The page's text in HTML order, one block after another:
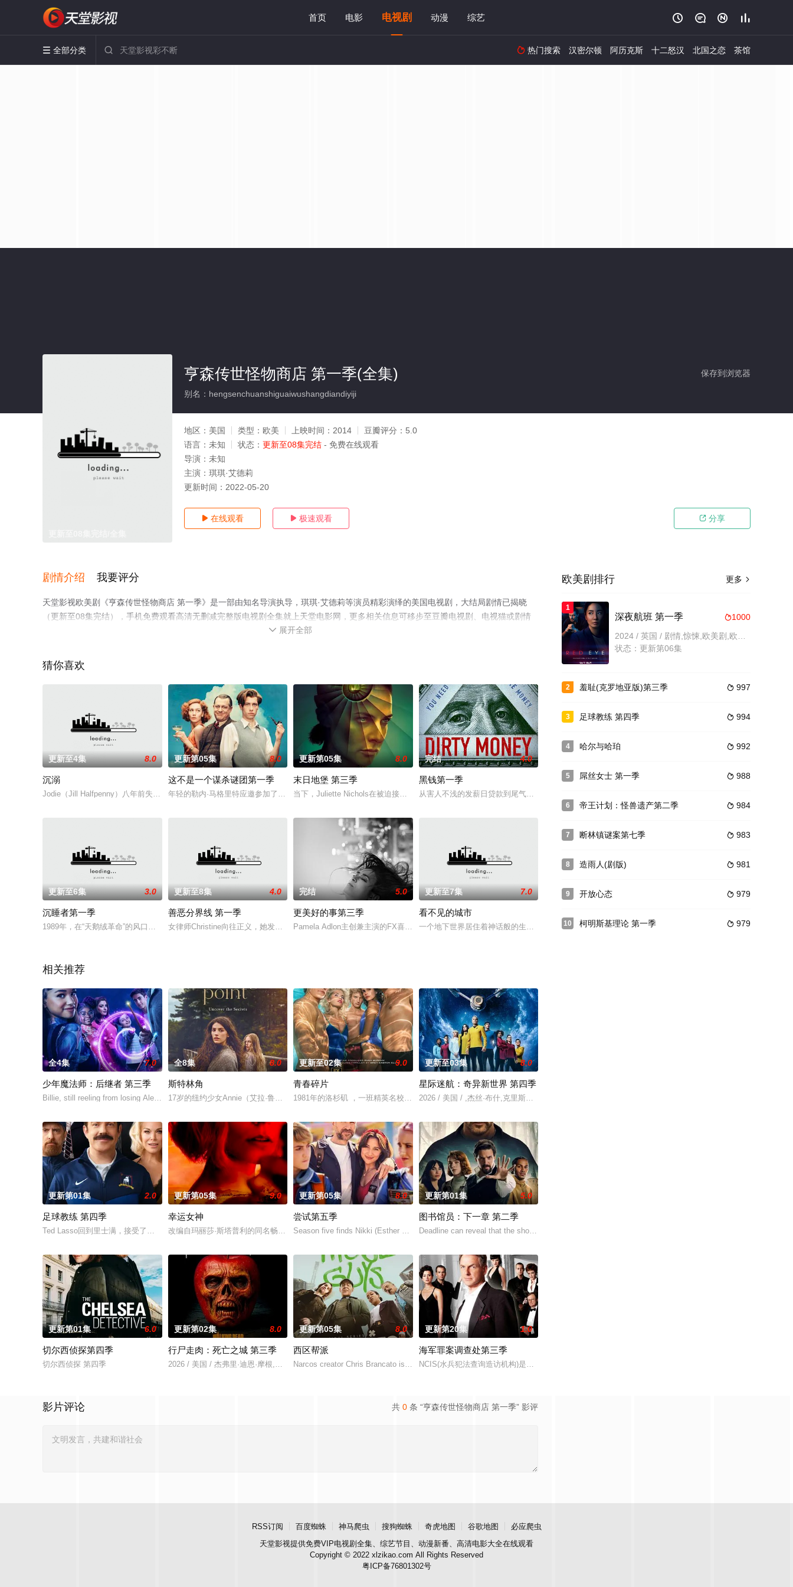
首页 电影 电视剧 动漫 综艺    
 全部分类   热门搜索 汉密尔顿 阿历克斯 十二怒汉 北国之恋 茶馆
保存到浏览器
亨森传世怪物商店 第一季(全集)
别名：hengsenchuanshiguaiwushangdiandiyiji
地区： 美国 类型： 欧美 上映时间： 2014 豆瓣评分： 5.0
语言： 未知 状态： 更新至08集完结 - 免费在线观看
导演： 未知
主演： 琪琪·艾德莉
更新时间： 2022-05-20
 在线观看  极速观看  分享
剧情介绍 我要评分
天堂影视欧美剧《亨森传世怪物商店 第一季》是一部由知名导演执导，琪琪·艾德莉等演员精彩演绎的美国电视剧，大结局剧情已揭晓
（更新至08集完结），手机免费观看高清无删减完整版电视剧全集就上天堂电影网，更多相关信息可移步至豆瓣电视剧、电视猫或剧情
 展开全部
猜你喜欢
更新至4集 8.0
沉溺
Jodie（Jill Halfpenny）八年前失去了自己的儿子，此后一直努力重建自己的生活。当她看到一个十多岁的男孩Daniel时，她笃
更新第05集 8.0
这不是一个谋杀谜团第一季
年轻的勒内·马格里特应邀参加了在英国一座奢华庄园举办的私人艺术展，他的生活从此发生了改变，而这座庄园的主人正是爱卖弄的詹姆斯勋爵。1936
更新第05集 8.0
末日地堡 第三季
当下，Juliette Nichols在被迫接受“净化”后幸存下来，但记忆却已丧失，而地堡正从叛乱中恢复，并面临着新的危险威胁。过去，记者
完结 4.0
黑钱第一季
从害人不浅的发薪日贷款到尾气排放测试作假的汽车，这部调查类剧集揭露了企业厚颜无耻的贪腐行径。
更新至6集 3.0
沉睡者第一季
1989年，在“天鹅绒革命”的风口浪尖上，玛丽和她的丈夫维克多流亡多年后回到捷克斯洛伐克，突如其来的一场车祸后，玛丽从昏迷中醒来，却发现没
更新至8集 4.0
善恶分界线 第一季
女律师Christine向往正义，她发现一个蹲了11年监狱的死刑犯很可能是被冤枉的，于是决定查明真相。而地区检察官Adam相信着世上没有绝
完结 5.0
更美好的事第三季
Pamela Adlon主创兼主演的FX喜剧《#更美好的事# Better Things》还在播第二季，不过FX已经迫不及待地续订第三季，
更新至7集 7.0
看不见的城市
一个地下世界居住着神话般的生物，这些生物是从巴西民间传说的深厚血统演变而来的。一名侦探发现自己卷
相关推荐
全4集 7.0
少年魔法师：后继者 第三季
Billie, still reeling from losing Alex at the end of Season 2, discov
全8集 8.0
斯特林角
17岁的纽约少女Annie（艾拉·鲁宾 饰）和双胞胎哥哥由养父抚养长大。她无意中继承了神秘外祖父在加拿大的一座岛屿。于是她前往加拿大度过了
更新至02集 9.0
青春碎片
1981年的洛杉矶 ，一班精英名校的高中生原本过住灿烂生活，直至一位神秘转校生出现。与此同时，专门猎杀青少年的连环杀人魔“The Traw
更新至03集 8.0
星际迷航：奇异新世界 第四季
2026 / 美国 / ,杰丝·布什,克里斯蒂娜·钟,西莉亚·罗丝·古丁,阿德里安·霍姆斯,克里斯汀·霍恩,丹·让诺特,卡罗尔·
更新第01集 2.0
足球教练 第四季
Ted Lasso回到里士满，接受了他迄今为止最大的挑战：执教一支乙级联赛的女子足球队。在这一季里，Ted和球队学着“先做了再说”，把握他
更新第05集 9.0
幸运女神
改编自玛丽莎·斯塔普利的同名畅销小说，讲述专业骗子“幸运儿”露西（安雅·泰勒-乔伊 饰）在一次数百万美元的劫案发生意外后，被迫踏上逃亡之路
更新第05集 8.0
尝试第五季
Season five finds Nikki (Esther Smith) and Jason (Rafe Spall) dealing
更新第01集 5.0
图书馆员：下一章 第二季
Deadline can reveal that the show has also been handed a two-season o
更新第01集 6.0
切尔西侦探第四季
切尔西侦探 第四季
更新第02集 8.0
行尸走肉：死亡之城 第三季
2026 / 美国 / 杰弗里·迪恩·摩根,劳伦·科汉
更新第05集 8.0
西区帮派
Narcos creator Chris Brancato is developing a Peaky Blinders-style se
更新第20集 1.0
海军罪案调查处第三季
NCIS(水兵犯法查询造访机构)是一部关于一支奸藐小组的动作剧集，这支小组附属五角大年夜楼的出格部分，
共 0 条 “亨森传世怪物商店 第一季” 影评
影片评论
更多 
欧美剧排行
1
1000
深夜航班 第一季
状态：更新第06集
2  997
羞耻(克罗地亚版)第三季
3  994
足球教练 第四季
4  992
哈尔与哈珀
5  988
屌丝女士 第一季
6  984
帝王计划：怪兽遗产第二季
7  983
断林镇谜案第七季
8  981
造雨人(剧版)
9  979
开放心态
10  979
柯明斯基理论 第一季
RSS订阅 百度蜘蛛 神马爬虫 搜狗蜘蛛 奇虎地图 谷歌地图
必应爬虫
天堂影视提供免费VIP电视剧全集、综艺节目、动漫新番、高清电影大全在线观看
Copyright © 2022 xlzikao.com All Rights Reserved
粤ICP备76801302号